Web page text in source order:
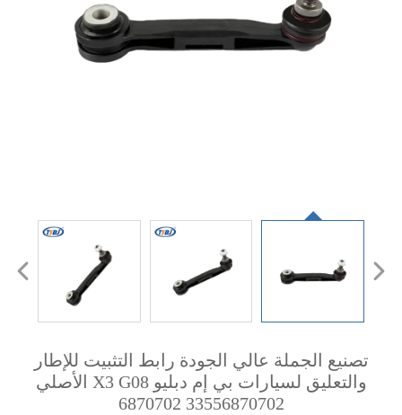
تصنيع الجملة عالي الجودة رابط التثبيت للإطار
والتعليق لسيارات بي إم دبليو X3 G08 الأصلي
33556870702 6870702